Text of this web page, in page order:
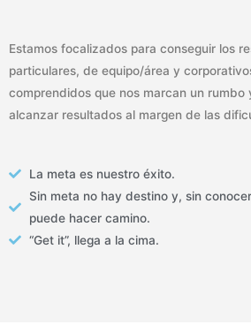
Estamos focalizados para conseguir los
particulares, de equipo/área y
comprendidos que nos marcan un rumbo
alcanzar resultados al margen de las
La meta es nuestro éxito.
Sin meta no hay destino y, sin
puede hacer camino.
“Get it”, llega a la cima.